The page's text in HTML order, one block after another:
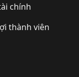
chính
thành viên